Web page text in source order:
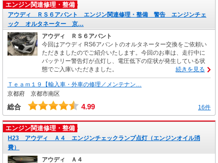
エンジン関連修理・整備
アウディ ＲＳ６アバント エンジン関連修理・整備 警告 エンジンチェ
ック オルタネーター 京…
アウディ ＲＳ６アバント
今回はアウディ RS6アバントのオルタネーター交換をご依頼い
ただきましたのでご紹介いたします。今回のお車は、走行中に
バッテリー警告灯が点灯し、電圧低下の症状が発生している状
態でご入庫いただきました。
続きを見る
Ｔｅａｍ１９【輸入車・外車の修理／メンテナン…
京都府 京都市南区
総合 4.99 16件
エンジン関連修理・整備
H23 アウディ Ａ４ エンジンチェックランプ点灯（エンジンオイル消
費）
アウディ Ａ４